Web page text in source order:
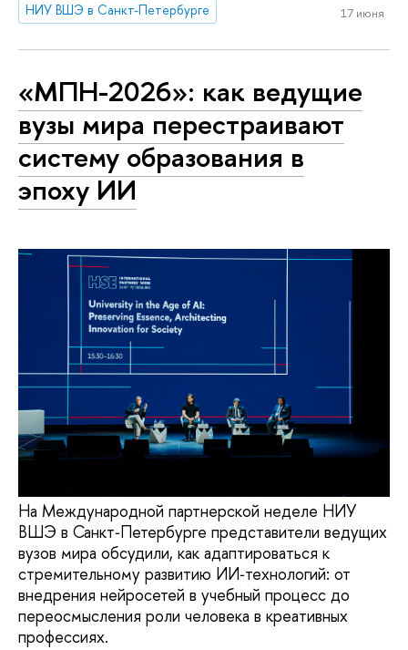
НИУ ВШЭ в Санкт-Петербурге
17 июня
«МПН-2026»: как ведущие
вузы мира перестраивают
систему образования в
эпоху ИИ
На Международной партнерской неделе НИУ
ВШЭ в Санкт‑Петербурге представители ведущих
вузов мира обсудили, как адаптироваться к
стремительному развитию ИИ‑технологий: от
внедрения нейросетей в учебный процесс до
переосмысления роли человека в креативных
профессиях.